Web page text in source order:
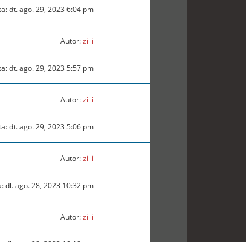
dt. ago. 29, 2023 6:04 pm
Autor:zilli
dt. ago. 29, 2023 5:57 pm
Autor:zilli
dt. ago. 29, 2023 5:06 pm
Autor:zilli
dl. ago. 28, 2023 10:32 pm
Autor:zilli